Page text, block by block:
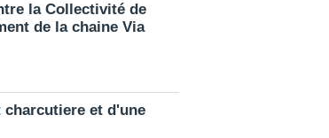
la Collectivité de
de la chaine Via
et d'une